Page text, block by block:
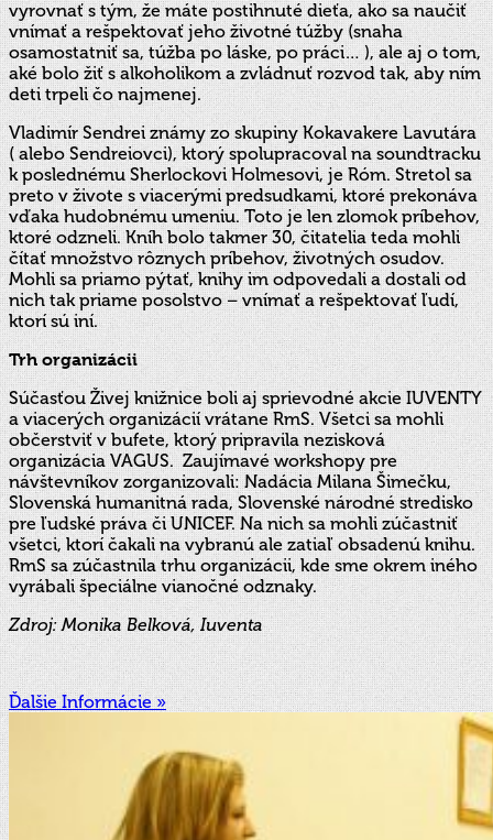
vyrovnať s tým, že máte postihnuté dieťa, ako sa naučiť
vnímať a rešpektovať jeho životné túžby (snaha
osamostatniť sa, túžba po láske, po práci… ), ale aj o tom,
aké bolo žiť s alkoholikom a zvládnuť rozvod tak, aby ním
deti trpeli čo najmenej.
Vladimír Sendrei známy zo skupiny Kokavakere Lavutára
( alebo Sendreiovci), ktorý spolupracoval na soundtracku
k poslednému Sherlockovi Holmesovi, je Róm. Stretol sa
preto v živote s viacerými predsudkami, ktoré prekonáva
vďaka hudobnému umeniu. Toto je len zlomok príbehov,
ktoré odzneli. Kníh bolo takmer 30, čitatelia teda mohli
čítať množstvo rôznych príbehov, životných osudov.
Mohli sa priamo pýtať, knihy im odpovedali a dostali od
nich tak priame posolstvo – vnímať a rešpektovať ľudí,
ktorí sú iní.
Trh organizácii
Súčasťou Živej knižnice boli aj sprievodné akcie IUVENTY
a viacerých organizácií vrátane RmS. Všetci sa mohli
občerstviť v bufete, ktorý pripravila nezisková
organizácia VAGUS. Zaujímavé workshopy pre
návštevníkov zorganizovali: Nadácia Milana Šimečku,
Slovenská humanitná rada, Slovenské národné stredisko
pre ľudské práva či UNICEF. Na nich sa mohli zúčastniť
všetci, ktorí čakali na vybranú ale zatiaľ obsadenú knihu.
RmS sa zúčastnila trhu organizácii, kde sme okrem iného
vyrábali špeciálne vianočné odznaky.
Zdroj: Monika Belková, Iuventa
Ďalšie Informácie »